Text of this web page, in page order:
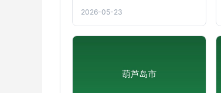
2026-05-23